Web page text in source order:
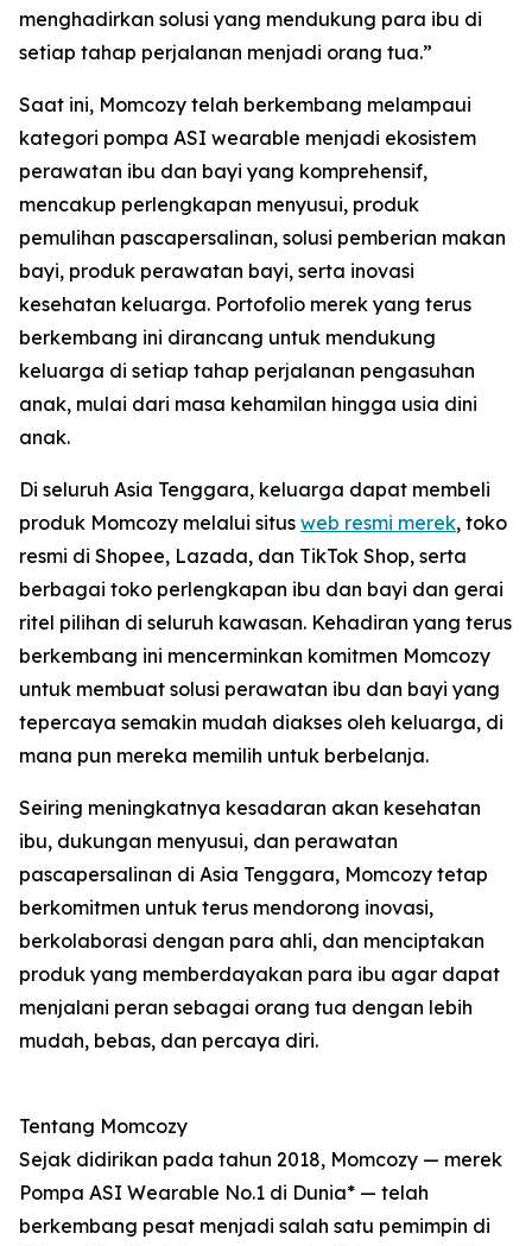
menghadirkan solusi yang mendukung para ibu di
setiap tahap perjalanan menjadi orang tua.”
Saat ini, Momcozy telah berkembang melampaui
kategori pompa ASI wearable menjadi ekosistem
perawatan ibu dan bayi yang komprehensif,
mencakup perlengkapan menyusui, produk
pemulihan pascapersalinan, solusi pemberian makan
bayi, produk perawatan bayi, serta inovasi
kesehatan keluarga. Portofolio merek yang terus
berkembang ini dirancang untuk mendukung
keluarga di setiap tahap perjalanan pengasuhan
anak, mulai dari masa kehamilan hingga usia dini
anak.
Di seluruh Asia Tenggara, keluarga dapat membeli
produk Momcozy melalui situs web resmi merek, toko
resmi di Shopee, Lazada, dan TikTok Shop, serta
berbagai toko perlengkapan ibu dan bayi dan gerai
ritel pilihan di seluruh kawasan. Kehadiran yang terus
berkembang ini mencerminkan komitmen Momcozy
untuk membuat solusi perawatan ibu dan bayi yang
tepercaya semakin mudah diakses oleh keluarga, di
mana pun mereka memilih untuk berbelanja.
Seiring meningkatnya kesadaran akan kesehatan
ibu, dukungan menyusui, dan perawatan
pascapersalinan di Asia Tenggara, Momcozy tetap
berkomitmen untuk terus mendorong inovasi,
berkolaborasi dengan para ahli, dan menciptakan
produk yang memberdayakan para ibu agar dapat
menjalani peran sebagai orang tua dengan lebih
mudah, bebas, dan percaya diri.
Tentang Momcozy
Sejak didirikan pada tahun 2018, Momcozy — merek
Pompa ASI Wearable No.1 di Dunia* — telah
berkembang pesat menjadi salah satu pemimpin di